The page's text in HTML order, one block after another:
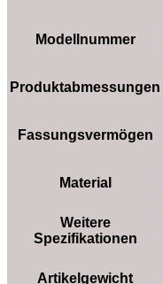
Modellnummer
Produktabmessungen
Fassungsvermögen
Material
Weitere
Spezifikationen
Artikelgewicht